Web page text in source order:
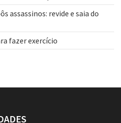
assassinos: revide e saia do
fazer exercício